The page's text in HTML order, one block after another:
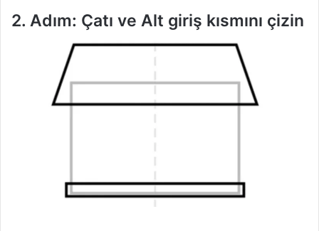
2. Adım: Çatı ve Alt giriş kısmını çizin